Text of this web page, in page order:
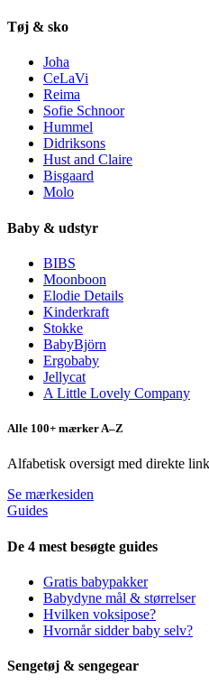
Tøj & sko
Joha
CeLaVi
Reima
Sofie Schnoor
Hummel
Didriksons
Hust and Claire
Bisgaard
Molo
Baby & udstyr
BIBS
Moonboon
Elodie Details
Kinderkraft
Stokke
BabyBjörn
Ergobaby
Jellycat
A Little Lovely Company
Alle 100+ mærker A–Z
Alfabetisk oversigt med direkte
Se mærkesiden
Guides
De 4 mest besøgte guides
Gratis babypakker
Babydyne mål & størrelser
Hvilken voksipose?
Hvornår sidder baby selv?
Sengetøj & sengegear